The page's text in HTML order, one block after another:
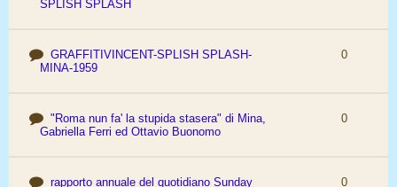
SPLISH SPLASH
GRAFFITIVINCENT-SPLISH SPLASH-
MINA-1959
0
"Roma nun fa' la stupida stasera" di Mina,
Gabriella Ferri ed Ottavio Buonomo
0
rapporto annuale del quotidiano Sunday 0